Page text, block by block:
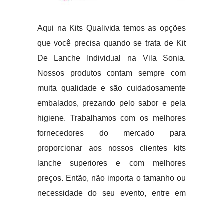
Aqui na Kits Qualivida temos as opções
que você precisa quando se trata de Kit
De Lanche Individual na Vila Sonia.
Nossos produtos contam sempre com
muita qualidade e são cuidadosamente
embalados, prezando pelo sabor e pela
higiene. Trabalhamos com os melhores
fornecedores do mercado para
proporcionar aos nossos clientes kits
lanche superiores e com melhores
preços. Então, não importa o tamanho ou
necessidade do seu evento, entre em